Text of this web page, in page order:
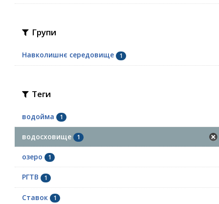
Групи
Навколишнє середовище 1
Теги
водойма 1
водосховище 1
озеро 1
РГТВ 1
Ставок 1